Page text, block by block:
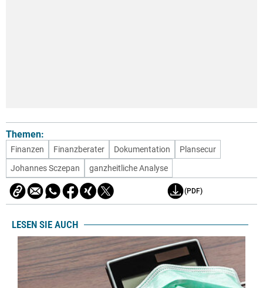
Themen:
Finanzen Finanzberater Dokumentation
Plansecur
Johannes Sczepan
ganzheitliche Analyse
(PDF)
LESEN SIE AUCH